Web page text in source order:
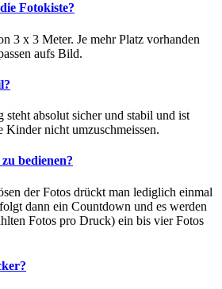
Fotokiste?
3 x 3 Meter. Je mehr Platz vorhanden
aufs Bild.
steht absolut sicher und stabil und ist
Kinder nicht umzuschmeissen.
bedienen?
der Fotos drückt man lediglich einmal
dann ein Countdown und es werden
Fotos pro Druck) ein bis vier Fotos